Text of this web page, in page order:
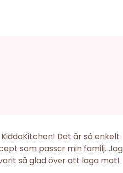
Det är så enkelt
som passar min familj. Jag
så glad över att laga mat!